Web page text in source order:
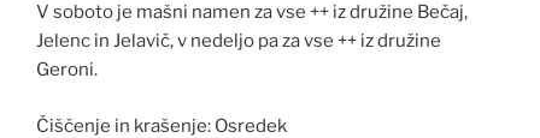
V soboto je mašni namen za vse ++ iz družine Bečaj,
Jelenc in Jelavič, v nedeljo pa za vse ++ iz družine
Geroni.
Čiščenje in krašenje: Osredek